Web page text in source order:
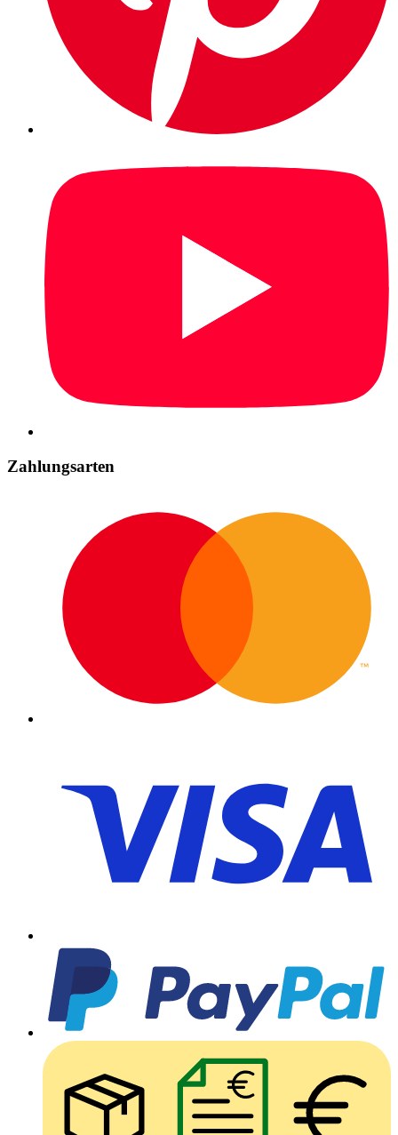
Zahlungsarten